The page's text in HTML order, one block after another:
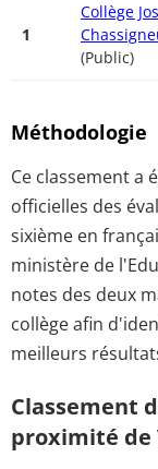
1
Collège
(Public)
Méthodologie
Ce classement a
officielles des
sixième en
ministère de
notes des deux
collège afin
meilleurs
Classement
proximité de